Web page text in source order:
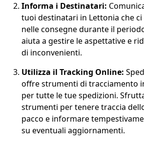
Informa i Destinatari:
tuoi destinatari in Lettonia che
nelle consegne durante il
aiuta a gestire le aspettative e
di inconvenienti.
Utilizza il Tracking Online:
offre strumenti di tracciamento
per tutte le tue spedizioni.
strumenti per tenere traccia
pacco e informare
su eventuali aggiornamenti.